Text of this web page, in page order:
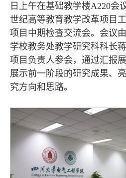
日上午在基础教学楼A220会
世纪高等教育教学改革项目
项目中期检查交流会。会议
学校教务处教学研究科科长
项目负责人参会，通过汇报
展示前一阶段的研究成果、
究方向和思路。